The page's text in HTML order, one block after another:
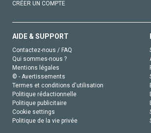
CRÉER UN COMPTE
AIDE & SUPPORT
Contactez-nous / FAQ
Qui sommes-nous ?
Mentions légales
© - Avertissements
Termes et conditions d'utilisation
Politique rédactionnelle
Politique publicitaire
Cookie settings
Politique de la vie privée